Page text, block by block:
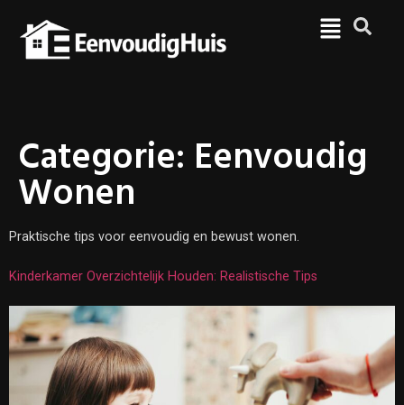
Categorie: Eenvoudig
Wonen
Praktische tips voor eenvoudig en bewust wonen.
Kinderkamer Overzichtelijk Houden: Realistische Tips